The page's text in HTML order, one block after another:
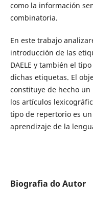
como la información
combinatoria.
En este trabajo
introducción de las
DAELE y también el
dichas etiquetas. El
constituye de hecho
los artículos
tipo de repertorio es
aprendizaje de la
Biografia do Autor